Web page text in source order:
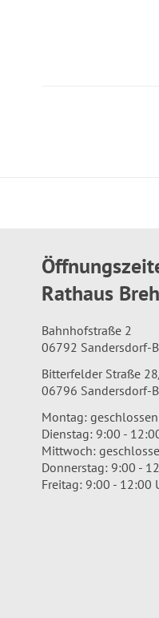
Rathaus
Bahnhofstraße 2
06792 Sandersdorf-
Bitterfelder Straße
06796 Sandersdorf-
Montag: geschlossen
Dienstag: 9:00 -
Mittwoch:
Donnerstag: 9:00 -
Freitag: 9:00 - 12:00